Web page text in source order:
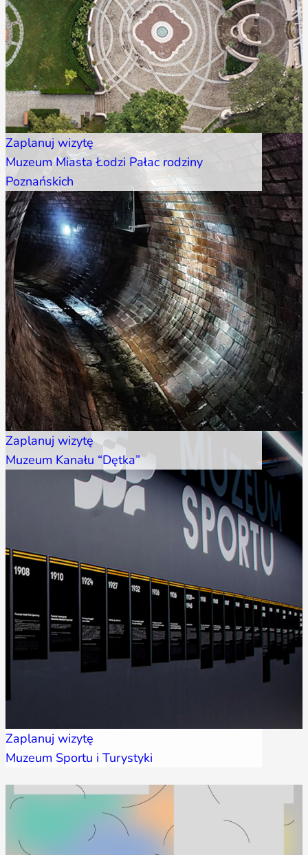
Zaplanuj wizytę
Muzeum Miasta Łodzi Pałac rodziny
Poznańskich
Zaplanuj wizytę
Muzeum Kanału “Dętka”
Zaplanuj wizytę
Muzeum Sportu i Turystyki